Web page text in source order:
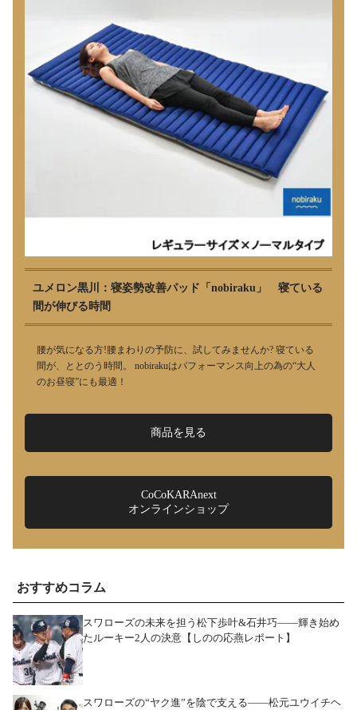
ユメロン黒川：寝姿勢改善パッド「nobiraku」 寝ている
間が伸びる時間
腰が気になる方!腰まわりの予防に、試してみませんか? 寝ている
間が、ととのう時間。 nobirakuはパフォーマンス向上の為の“大人
のお昼寝”にも最適！
商品を見る
CoCoKARAnext
オンラインショップ
おすすめコラム
スワローズの未来を担う松下歩叶&石井巧――輝き始め
たルーキー2人の決意【しのの応燕レポート】
スワローズの“ヤク進”を陰で支える――松元ユウイチヘ